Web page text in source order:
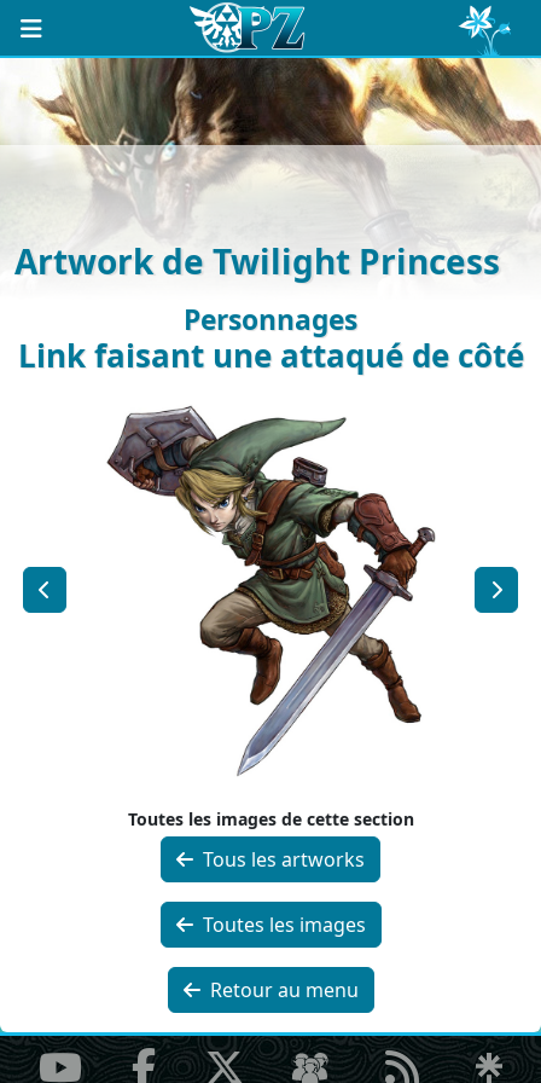
Artwork de Twilight Princess
Personnages
Link faisant une attaqué de côté
Toutes les images de cette section
Tous les artworks
Toutes les images
Retour au menu